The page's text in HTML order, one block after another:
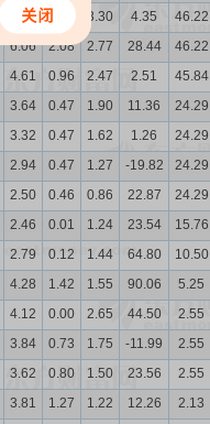
6.60 2.15 3.30 4.35 46.22
6.06 2.08 2.77 28.44 46.22
4.61 0.96 2.47 2.51 45.84
3.64 0.47 1.90 11.36 24.29
3.32 0.47 1.62 1.26 24.29
2.94 0.47 1.27 -19.82 24.29
2.50 0.46 0.86 22.87 24.29
2.46 0.01 1.24 23.54 15.76
2.79 0.12 1.44 64.80 10.50
4.28 1.42 1.55 90.06 5.25
4.12 0.00 2.65 44.50 2.55
3.84 0.73 1.75 -11.99 2.55
3.62 0.80 1.50 23.56 2.55
3.81 1.27 1.22 12.26 2.13